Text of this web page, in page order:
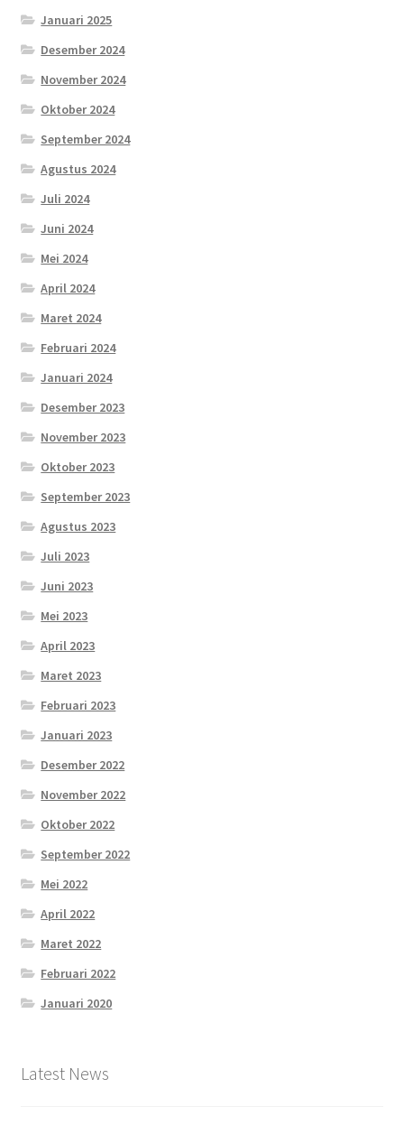
Januari 2025
Desember 2024
November 2024
Oktober 2024
September 2024
Agustus 2024
Juli 2024
Juni 2024
Mei 2024
April 2024
Maret 2024
Februari 2024
Januari 2024
Desember 2023
November 2023
Oktober 2023
September 2023
Agustus 2023
Juli 2023
Juni 2023
Mei 2023
April 2023
Maret 2023
Februari 2023
Januari 2023
Desember 2022
November 2022
Oktober 2022
September 2022
Mei 2022
April 2022
Maret 2022
Februari 2022
Januari 2020
Latest News